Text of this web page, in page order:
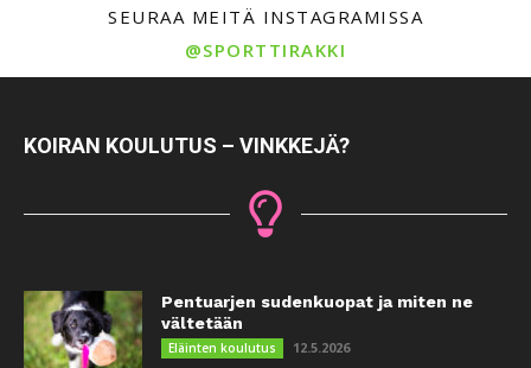
SEURAA MEITÄ INSTAGRAMISSA
@SPORTTIRAKKI
KOIRAN KOULUTUS – VINKKEJÄ?
Pentuarjen sudenkuopat ja miten ne
vältetään
Eläinten koulutus 12.5.2026